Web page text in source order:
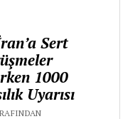
Sert
1000
Uyarısı